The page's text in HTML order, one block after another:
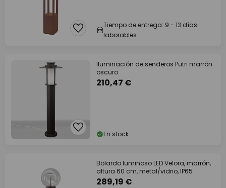
Tiempo de entrega: 9 - 13 días
laborables
Iluminación de senderos Putri marrón
oscuro
210,47 €
En stock
Bolardo luminoso LED Velora, marrón,
altura 60 cm, metal/vidrio, IP65
289,19 €